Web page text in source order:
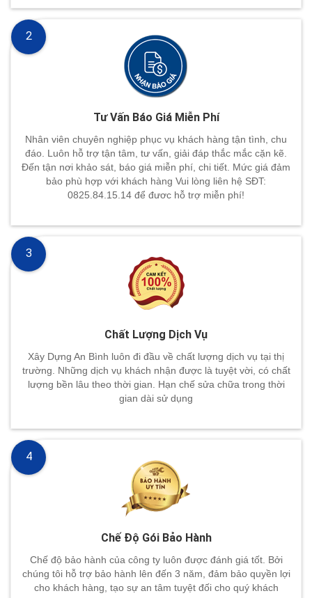
Tư Vấn Báo Giá Miễn Phí
Nhân viên chuyên nghiệp phục vụ khách hàng tận tình, chu
đáo. Luôn hỗ trợ tận tâm, tư vấn, giải đáp thắc mắc cặn kẽ.
Đến tận nơi khảo sát, báo giá miễn phí, chi tiết. Mức giá đảm
bảo phù hợp với khách hàng Vui lòng liên hệ SĐT:
0825.84.15.14 để đươc hỗ trợ miễn phí!
2
Chất Lượng Dịch Vụ
Xây Dựng An Bình luôn đi đầu về chất lượng dịch vụ tại thị
trường. Những dịch vụ khách nhận được là tuyệt vời, có chất
lượng bền lâu theo thời gian. Hạn chế sửa chữa trong thời
gian dài sử dụng
3
Chế Độ Gói Bảo Hành
Chế độ bảo hành của công ty luôn được đánh giá tốt. Bởi
chúng tôi hỗ trợ bảo hành lên đến 3 năm, đảm bảo quyền lợi
cho khách hàng, tạo sự an tâm tuyệt đối cho quý khách
4